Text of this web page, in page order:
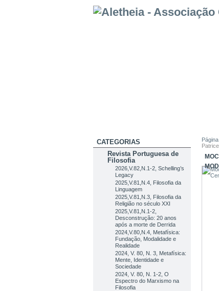
CATEGORIAS
Revista Portuguesa de
Filosofia
2026,V.82,N.1-2, Schelling’s
Legacy
2025,V.81,N.4, Filosofia da
Linguagem
2025,V.81,N.3, Filosofia da
Religião no século XXI
2025,V.81,N.1-2,
Desconstrução: 20 anos
após a morte de Derrida
2024,V.80,N.4, Metafísica:
Fundação, Modalidade e
Realidade
2024, V. 80, N. 3, Metafísica:
Mente, Identidade e
Sociedade
2024, V. 80, N. 1-2, O
Espectro do Marxismo na
Filosofia